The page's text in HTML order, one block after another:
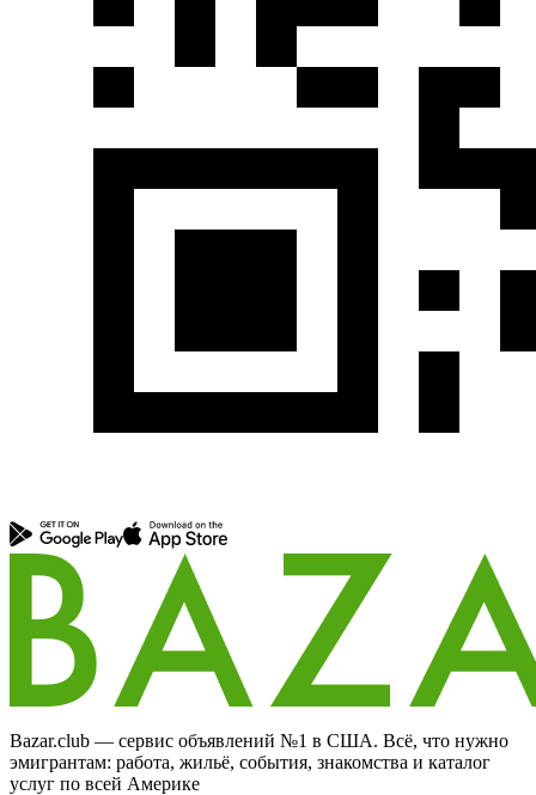
Bazar.club — сервис объявлений №1 в США. Всё, что нужно
эмигрантам: работа, жильё, события, знакомства и каталог
услуг по всей Америке